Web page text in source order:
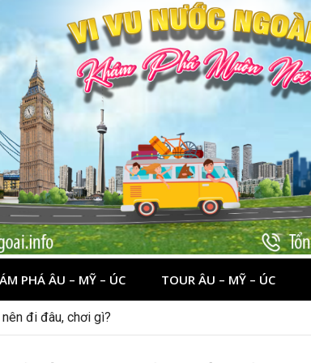
PHÁ ÂU – MỸ – ÚC TOUR ÂU – MỸ – ÚC
lễ quốc khánh 2/9